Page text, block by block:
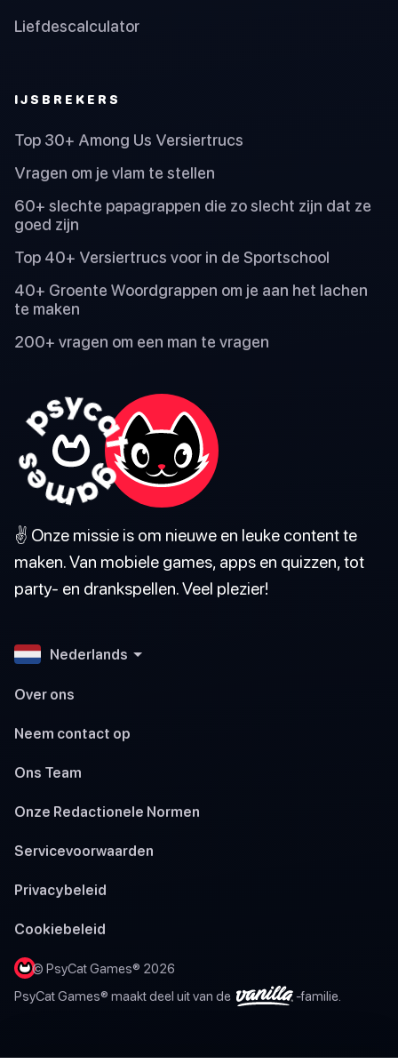
Liefdescalculator
IJSBREKERS
Top 30+ Among Us Versiertrucs
Vragen om je vlam te stellen
60+ slechte papagrappen die zo slecht zijn dat ze
goed zijn
Top 40+ Versiertrucs voor in de Sportschool
40+ Groente Woordgrappen om je aan het lachen
te maken
200+ vragen om een man te vragen
✌️ Onze missie is om nieuwe en leuke content te
maken. Van mobiele games, apps en quizzen, tot
party- en drankspellen. Veel plezier!
Nederlands
Over ons
Neem contact op
Ons Team
Onze Redactionele Normen
Servicevoorwaarden
Privacybeleid
Cookiebeleid
© PsyCat Games® 2026
PsyCat Games® maakt deel uit van de
-familie.